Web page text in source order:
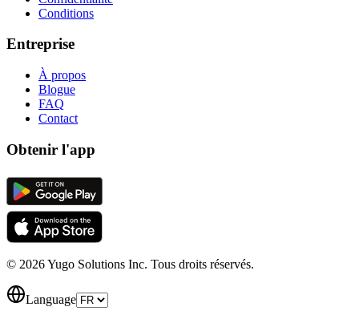
Conditions
Entreprise
À propos
Blogue
FAQ
Contact
Obtenir l'app
© 2026 Yugo Solutions Inc. Tous droits réservés.
Language